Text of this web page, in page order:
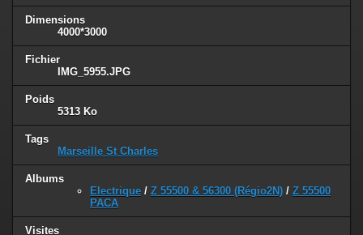
Dimensions
4000*3000
Fichier
IMG_5955.JPG
Poids
5313 Ko
Tags
Marseille St Charles
Albums
Electrique / Z 55500 & 56300 (Régio2N) / Z 55500
PACA
Visites